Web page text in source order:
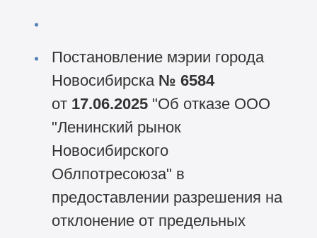
Постановление мэрии города
Новосибирска № 6584
от 17.06.2025"Об отказе ООО
"Ленинский рынок
Новосибирского
Облпотресоюза" в
предоставлении разрешения на
отклонение от предельных